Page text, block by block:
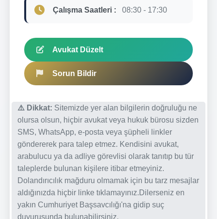
Çalışma Saatleri : 08:30 - 17:30
Avukat Düzelt
Sorun Bildir
⚠️ Dikkat: Sitemizde yer alan bilgilerin doğruluğu ne
olursa olsun, hiçbir avukat veya hukuk bürosu sizden
SMS, WhatsApp, e-posta veya şüpheli linkler
göndererek para talep etmez. Kendisini avukat,
arabulucu ya da adliye görevlisi olarak tanıtıp bu tür
taleplerde bulunan kişilere itibar etmeyiniz.
Dolandırıcılık mağduru olmamak için bu tarz mesajlar
aldığınızda hiçbir linke tıklamayınız.Dilerseniz en
yakın Cumhuriyet Başsavcılığı'na gidip suç
duyurusunda bulunabilirsiniz.